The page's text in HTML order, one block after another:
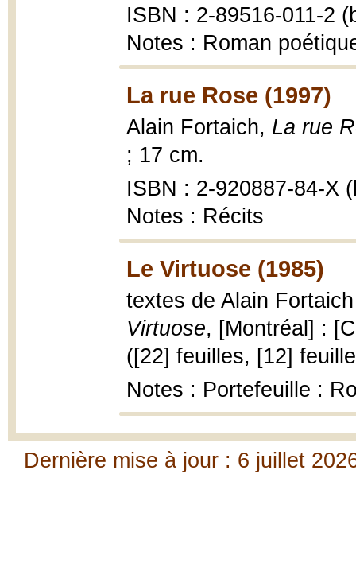
ISBN : 2-89516-011-2
Notes : Roman
La rue Rose (1997)
Alain Fortaich, La rue
; 17 cm.
ISBN : 2-920887-84-X
Notes : Récits
Le Virtuose (1985)
textes de Alain
Virtuose, [Montréal] :
([22] feuilles, [12]
Notes : Portefeuille :
Dernière mise à jour : 6 juillet